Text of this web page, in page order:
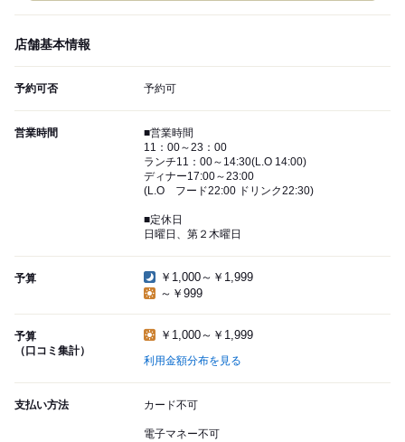
店舗基本情報
予約可否 予約可
営業時間
■営業時間
11：00～23：00
ランチ11：00～14:30(L.O 14:00)
ディナー17:00～23:00
(L.O フード22:00 ドリンク22:30)
■定休日
日曜日、第２木曜日
予算
￥1,000～￥1,999
～￥999
予算
（口コミ集計）
￥1,000～￥1,999
利用金額分布を見る
支払い方法 カード不可
電子マネー不可